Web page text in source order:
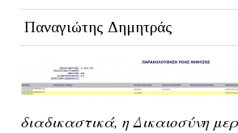
Παναγιώτης Δημητράς
διαδικαστικά, η Δικαιοσύνη